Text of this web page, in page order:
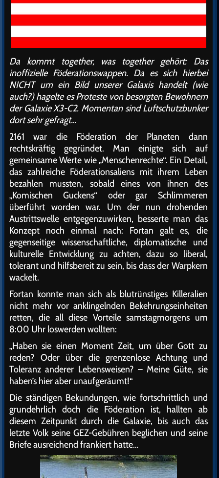
Da kommt together, was together gehört: Das
inoffizielle Föderationswappen. Da es sich hierbei
NICHT um ein Bild unserer Galaxis handelt (wie
auch?) hagelte es Proteste von besorgten Bewohnern
der Galaxie X3-C2. Momentan sind Luftschutzbunker
dort sehr gefragt…
2161 war die Föderation der Planeten dann
rechtskräftig gegründet. Man einigte sich auf
gemeinsame Werte wie „Menschenrechte“. Ein Detail,
das zahlreiche Föderationsaliens mit ihrem Leben
bezahlen mussten, sobald eines von ihnen des
„Komischen Guckens“ oder gar Schlimmeren
überführt worden war. Um der nun drohenden
Austrittswelle entgegenzuwirken, besserte man das
Konzept noch einmal nach: Fortan galt es, die
gegenseitige wissenschaftliche, diplomatische und
kulturelle Entwicklung zu achten, dazu so liberal,
tolerant und hilfsbereit zu sein, bis dass der Warpkern
wackelt.
Fortan konnte man sich als blutrünstiges Killeralien
nicht mehr vor anklingelnden Bekehrungseinheiten
retten, die all diese Vorteile samstagmorgens um
8:00 Uhr loswerden wollten:
„Haben sie einen Moment Zeit, um über Gott zu
reden? Oder über die grenzenlose Achtung und
Toleranz anderer Lebensweisen? – Meine Güte, sie
haben’s hier aber unaufgeräumt!“
Die ständigen Bekundungen, wie fortschrittlich und
grundehrlich doch die Föderation ist, hallten ab
diesem Zeitpunkt durch die Galaxie, bis auch das
letzte Volk seine GEZ-Gebühren beglichen und seine
Briefe ausreichend frankiert hatte…